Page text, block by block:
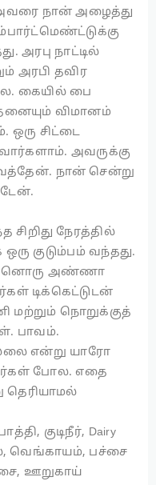
நான் அழைத்து
அரபு நாட்டில்
அரபி தவிர
கையில் பை
விமானம்
ஒரு சிட்டை
அவருக்கு
நான் சென்று
நேரத்தில்
குடும்பம் வந்தது.
அண்ணா
டிக்கெட்டுடன்
மற்றும் நொறுக்குத்
பாவம்.
என்று யாரோ
போல. எதை
தெரியாமல்
குடிநீர், Dairy
வெங்காயம், பச்சை
ஊறுகாய்